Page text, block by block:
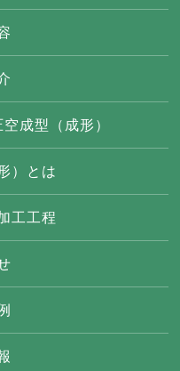
成型（成形）
）とは
工工程